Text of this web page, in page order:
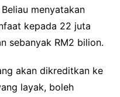
menyatakan
kepada 22 juta
sebanyak RM2 bilion.
akan dikreditkan ke
layak, boleh